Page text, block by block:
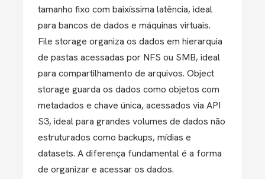
tamanho fixo com baixíssima latência, ideal
para bancos de dados e máquinas virtuais.
File storage organiza os dados em hierarquia
de pastas acessadas por NFS ou SMB, ideal
para compartilhamento de arquivos. Object
storage guarda os dados como objetos com
metadados e chave única, acessados via API
S3, ideal para grandes volumes de dados não
estruturados como backups, mídias e
datasets. A diferença fundamental é a forma
de organizar e acessar os dados.